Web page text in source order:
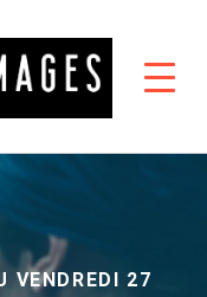
VENDREDI 27